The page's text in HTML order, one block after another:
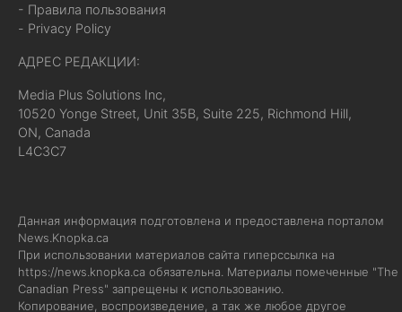
- Правила пользования
- Privacy Policy
АДРЕС РЕДАКЦИИ:
Media Plus Solutions Inc,
10520 Yonge Street, Unit 35B, Suite 225, Richmond Hill,
ON, Canada
L4C3C7
Данная информация подготовлена и предоставлена порталом
News.Knopka.ca
При использовании материалов сайта гиперссылка на
https://news.knopka.ca обязательна. Материалы помеченные "The
Canadian Press" запрещены к использованию.
Копирование, воспроизведение, а так же любое другое